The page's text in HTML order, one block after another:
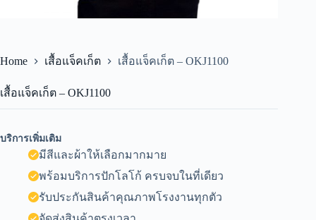
Home เสื้อแจ็คเก็ต เสื้อแจ็คเก็ต – OKJ1100
เสื้อแจ็คเก็ต – OKJ1100
บริการเพิ่มเติม
มีสีและผ้าให้เลือกมากมาย
พร้อมบริการปักโลโก้ ครบจบในที่เดียว
รับประกันสินค้าคุณภาพโรงงานทุกตัว